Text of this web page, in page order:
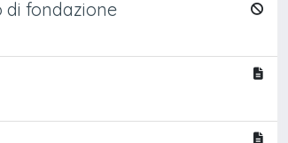
di fondazione